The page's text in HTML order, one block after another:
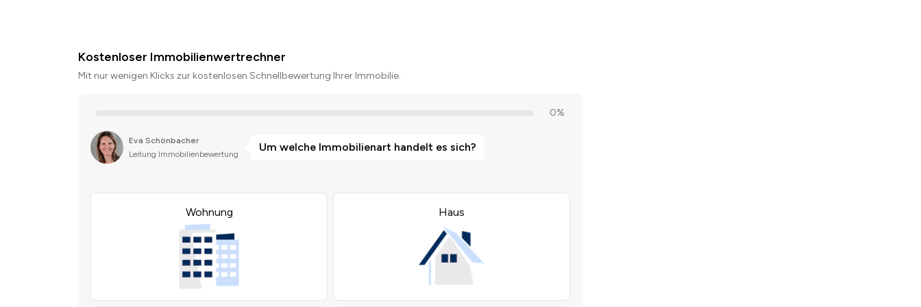
Kostenloser Immobilienwertrechner
Mit nur wenigen Klicks zur kostenlosen Schnellbewertung Ihrer Immobilie.